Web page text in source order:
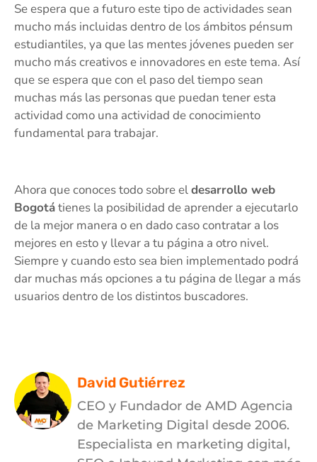
Se espera que a futuro este tipo de actividades sean
mucho más incluidas dentro de los ámbitos pénsum
estudiantiles, ya que las mentes jóvenes pueden ser
mucho más creativos e innovadores en este tema. Así
que se espera que con el paso del tiempo sean
muchas más las personas que puedan tener esta
actividad como una actividad de conocimiento
fundamental para trabajar.
Ahora que conoces todo sobre eldesarrollo web
Bogotátienes la posibilidad de aprender a ejecutarlo
de la mejor manera o en dado caso contratar a los
mejores en esto y llevar a tu página a otro nivel.
Siempre y cuando esto sea bien implementado podrá
dar muchas más opciones a tu página de llegar a más
usuarios dentro de los distintos buscadores.
David Gutiérrez
CEO y Fundador de AMD Agencia
de Marketing Digital desde 2006.
Especialista en marketing digital,